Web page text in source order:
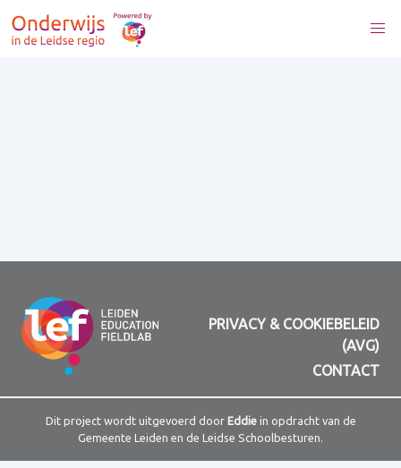
PRIVACY & COOKIEBELEID
(AVG)
CONTACT
Dit project wordt uitgevoerd door Eddiein opdracht van de
Gemeente Leiden en de Leidse Schoolbesturen.